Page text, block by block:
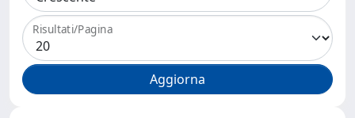
Risultati/Pagina